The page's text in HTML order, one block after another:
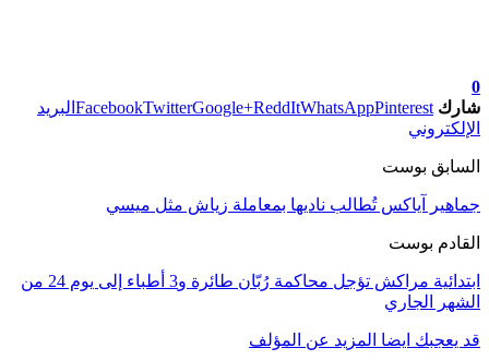
0
شارك
FacebookTwitterGoogle+ReddItWhatsAppPinterest
البريد
الإلكتروني
السابق بوست
جماهير آياكس تُطالب ناديها بمعاملة زياش مثل ميسي
القادم بوست
ابتدائية مراكش تؤجل محاكمة رُبّان طائرة و3 أطباء إلى يوم 24 من
الشهر الجاري
قد يعجبك ايضا المزيد عن المؤلف